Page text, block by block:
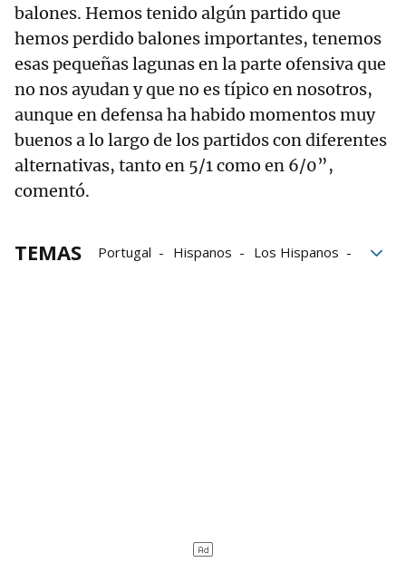
balones. Hemos tenido algún partido que
hemos perdido balones importantes, tenemos
esas pequeñas lagunas en la parte ofensiva que
no nos ayudan y que no es típico en nosotros,
aunque en defensa ha habido momentos muy
buenos a lo largo de los partidos con diferentes
alternativas, tanto en 5/1 como en 6/0”,
comentó.
TEMAS Portugal Hispanos
Los Hispanos